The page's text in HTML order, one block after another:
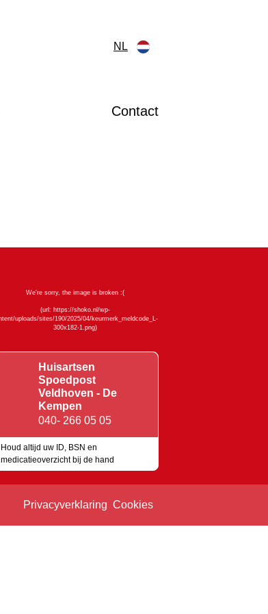
NL
Contact
Huisartsen
Spoedpost
Veldhoven - De
Kempen
040- 266 05 05
Houd altijd uw ID, BSN en
medicatieoverzicht bij de hand
Privacyverklaring Cookies